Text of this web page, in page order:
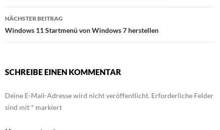
NÄCHSTER BEITRAG
Windows 11 Startmenü von Windows 7 herstellen
SCHREIBE EINEN KOMMENTAR
Deine E-Mail-Adresse wird nicht veröffentlicht. Erforderliche Felder
sind mit * markiert